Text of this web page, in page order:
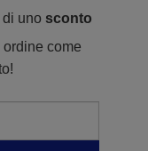
di uno sconto
come